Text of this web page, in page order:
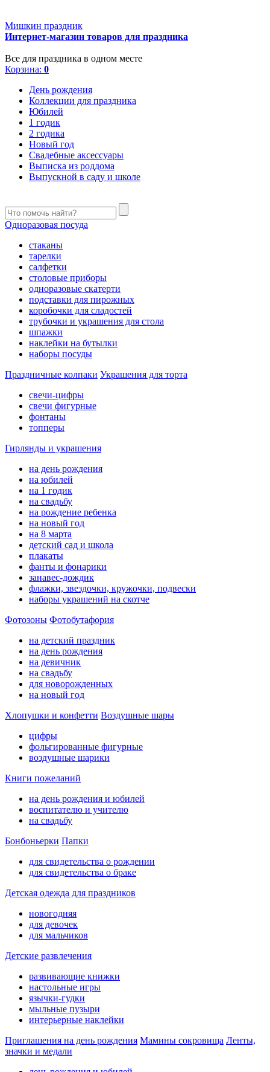
Мишкин праздник
Интернет-магазин товаров для праздника
Все для праздника в одном месте
Корзина: 0
День рождения
Коллекции для праздника
Юбилей
1 годик
2 годика
Новый год
Свадебные аксессуары
Выписка из роддома
Выпускной в саду и школе
Одноразовая посуда
стаканы
тарелки
салфетки
столовые приборы
одноразовые скатерти
подставки для пирожных
коробочки для сладостей
трубочки и украшения для стола
шпажки
наклейки на бутылки
наборы посуды
Праздничные колпаки Украшения для торта
свечи-цифры
свечи фигурные
фонтаны
топперы
Гирлянды и украшения
на день рождения
на юбилей
на 1 годик
на свадьбу
на рождение ребенка
на новый год
на 8 марта
детский сад и школа
плакаты
фанты и фонарики
занавес-дождик
флажки, звездочки, кружочки, подвески
наборы украшений на скотче
Фотозоны Фотобутафория
на детский праздник
на день рождения
на девичник
на свадьбу
для новорожденных
на новый год
Хлопушки и конфетти Воздушные шары
цифры
фольгированные фигурные
воздушные шарики
Книги пожеланий
на день рождения и юбилей
воспитателю и учителю
на свадьбу
Бонбоньерки Папки
для свидетельства о рождении
для свидетельства о браке
Детская одежда для праздников
новогодняя
для девочек
для мальчиков
Детские развлечения
развивающие книжки
настольные игры
язычки-гудки
мыльные пузыри
интерьерные наклейки
Приглашения на день рождения Мамины сокровища Ленты,
значки и медали